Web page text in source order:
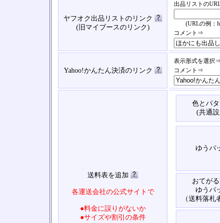
ヤフオク出品リストのリンク
(旧マイブースのリンク)
出品リストの
(URLの例：
コメント⇒
Yahoo!かんたん決済のリンク
表示形式を選択
コメント⇒
送料表を追加
各運送会社の公式サイトで
●料金に誤りがないか
●サイズや割引の条件
色とパ
(共通
ゆうパ
おてが
ゆうパ
（送料落札